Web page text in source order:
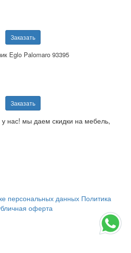
Заказать
Eglo Palomaro 93395
Заказать
нас! мы даем скидки на мебель,
персональных данных Политика
оферта